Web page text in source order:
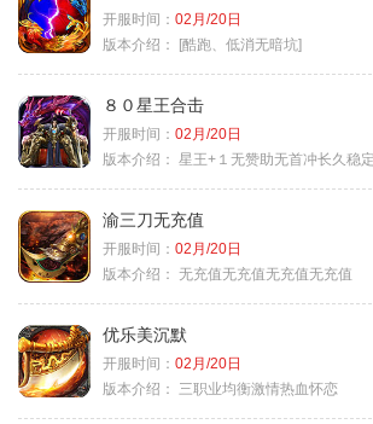
开服时间： 02月/20日
版本介绍：
[酷跑、低消无暗坑]
８０星王合击
开服时间： 02月/20日
版本介绍： 星王+１无赞助无首冲长久稳
渝三刀无充值
开服时间： 02月/20日
版本介绍： 无充值无充值无充值无充值
优乐美沉默
开服时间： 02月/20日
版本介绍：
三职业均衡激情热血怀恋